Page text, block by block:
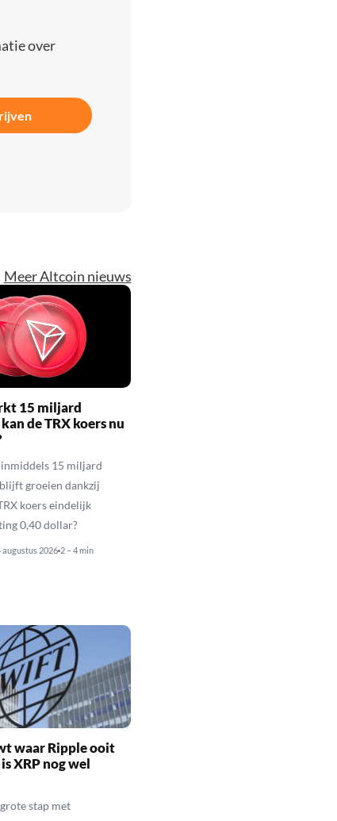
over
Meer Altcoin nieuws
15 miljard
de TRX koers nu
15 miljard
groeien dankzij
koers eindelijk
0,40 dollar?
augustus 2026 2 – 4 min
waar Ripple ooit
XRP nog wel
stap met